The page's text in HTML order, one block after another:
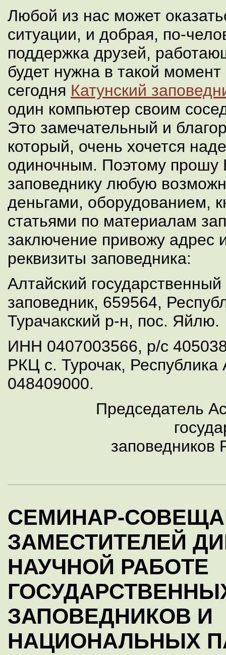
Любой из нас может
ситуации, и добрая, по-
поддержка друзей,
будет нужна в такой момент
сегодня Катунский
один компьютер своим
Это замечательный и
который, очень хочется
одиночным. Поэтому прошу
заповеднику любую
деньгами, оборудованием,
статьями по материалам
заключение привожу адрес
реквизиты заповедника:
Алтайский
заповедник, 659564,
Турачакский р-н, пос. Яйлю.
ИНН 0407003566, р/с
РКЦ с. Турочак,
048409000.
Председатель
заповедников
СЕМИНАР-
ЗАМЕСТИТЕЛЕЙ
НАУЧНОЙ РАБОТЕ
ЗАПОВЕДНИКОВ И
НАЦИОНАЛЬНЫХ